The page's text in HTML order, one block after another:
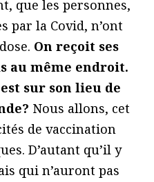
que les personnes,
par la Covid, n’ont
On reçoit ses
au même endroit.
sur son lieu de
Nous allons, cet
de vaccination
D’autant qu’il y
qui n’auront pas